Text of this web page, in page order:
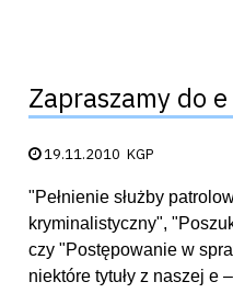
Zapraszamy do
Data publikacji:
19.11.2010 KGP
"Pełnienie służby
kryminalistyczny",
czy "Postępowanie w
niektóre tytuły z naszej e